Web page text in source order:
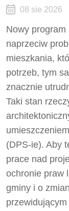
08 sie 2026
Nowy
naprzeciw
mieszkania,
potrzeb, tym
znacznie
Taki stan
(DPS-ie). Aby
prace nad
ochronie praw
gminy i o